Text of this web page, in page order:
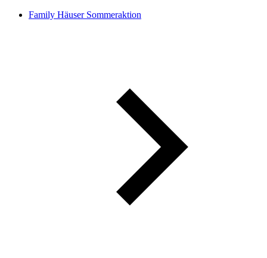
Family Häuser Sommeraktion